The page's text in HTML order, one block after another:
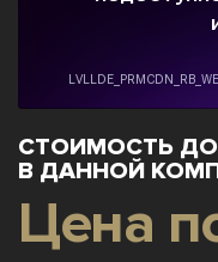
СТОИМОСТЬ
В ДАННОЙ
Цена